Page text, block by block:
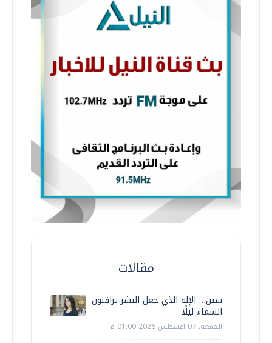
مقالات
سين… الإله الذي جعل البشر يراقبون
السماء ليلًا
الجمعة، 07 اغسطس 2026 01:00 م